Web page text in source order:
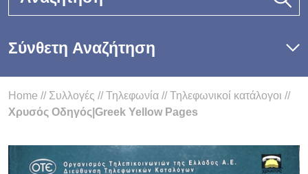
Σύνθετη Αναζήτηση
Home // Συλλογές //Τηλεφωνία //Τηλεφωνικοί κατάλογοι //
Χρυσός Οδηγός|Greek Yellow Pages